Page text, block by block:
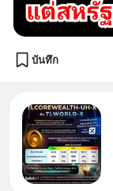
บันทึก